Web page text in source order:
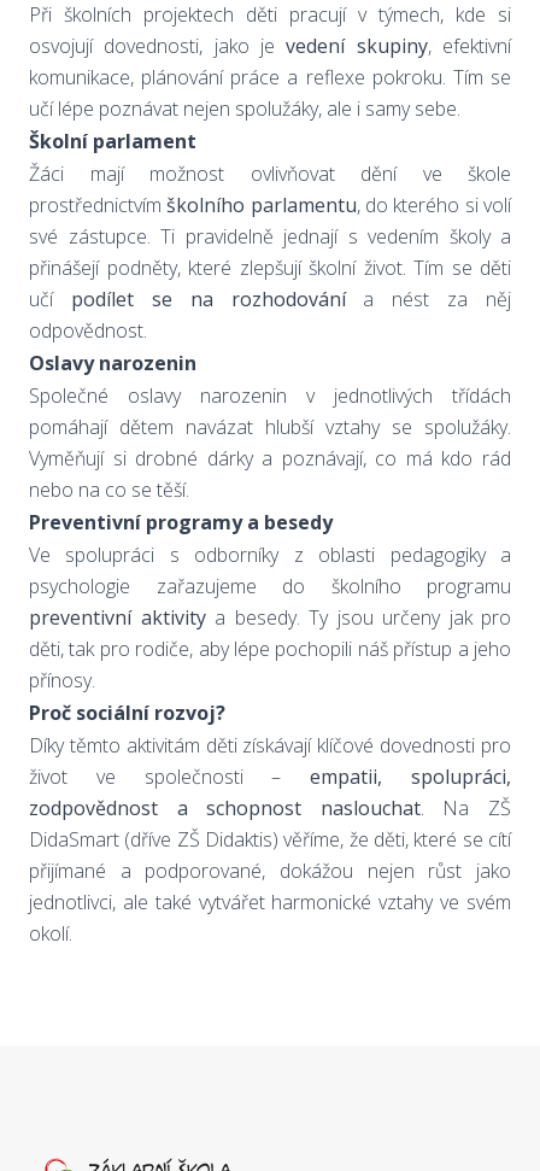
Při školních projektech děti pracují v týmech, kde si
osvojují dovednosti, jako jevedení skupiny, efektivní
komunikace, plánování práce a reflexe pokroku. Tím se
učí lépe poznávat nejen spolužáky, ale i samy sebe.
Školní parlament
Žáci mají možnost ovlivňovat dění ve škole
prostřednictvímškolního parlamentu, do kterého si volí
své zástupce. Ti pravidelně jednají s vedením školy a
přinášejí podněty, které zlepšují školní život. Tím se děti
učí podílet se na rozhodovánía nést za něj
odpovědnost.
Oslavy narozenin
Společné oslavy narozenin v jednotlivých třídách
pomáhají dětem navázat hlubší vztahy se spolužáky.
Vyměňují si drobné dárky a poznávají, co má kdo rád
nebo na co se těší.
Preventivní programy a besedy
Ve spolupráci s odborníky z oblasti pedagogiky a
psychologie zařazujeme do školního programu
preventivní aktivitya besedy. Ty jsou určeny jak pro
děti, tak pro rodiče, aby lépe pochopili náš přístup a jeho
přínosy.
Proč sociální rozvoj?
Díky těmto aktivitám děti získávají klíčové dovednosti pro
život ve společnosti –empatii, spolupráci,
zodpovědnost a schopnost naslouchat. Na ZŠ
DidaSmart (dříve ZŠ Didaktis) věříme, že děti, které se cítí
přijímané a podporované, dokážou nejen růst jako
jednotlivci, ale také vytvářet harmonické vztahy ve svém
okolí.